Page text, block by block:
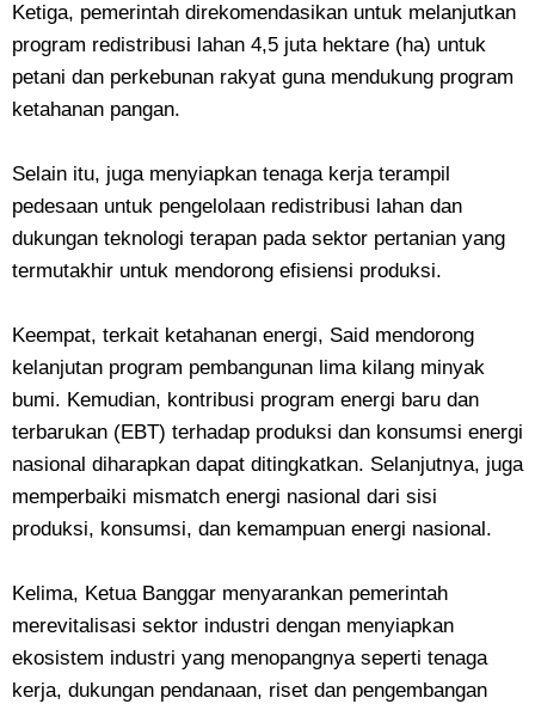
Ketiga, pemerintah direkomendasikan untuk melanjutkan
program redistribusi lahan 4,5 juta hektare (ha) untuk
petani dan perkebunan rakyat guna mendukung program
ketahanan pangan.
Selain itu, juga menyiapkan tenaga kerja terampil
pedesaan untuk pengelolaan redistribusi lahan dan
dukungan teknologi terapan pada sektor pertanian yang
termutakhir untuk mendorong efisiensi produksi.
Keempat, terkait ketahanan energi, Said mendorong
kelanjutan program pembangunan lima kilang minyak
bumi. Kemudian, kontribusi program energi baru dan
terbarukan (EBT) terhadap produksi dan konsumsi energi
nasional diharapkan dapat ditingkatkan. Selanjutnya, juga
memperbaiki mismatch energi nasional dari sisi
produksi, konsumsi, dan kemampuan energi nasional.
Kelima, Ketua Banggar menyarankan pemerintah
merevitalisasi sektor industri dengan menyiapkan
ekosistem industri yang menopangnya seperti tenaga
kerja, dukungan pendanaan, riset dan pengembangan